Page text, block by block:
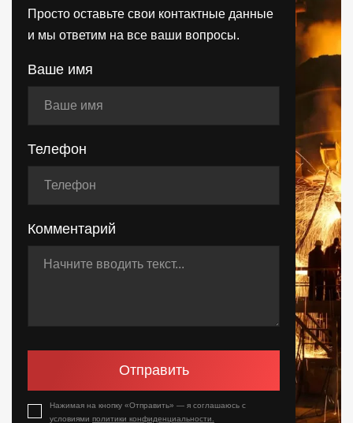
Просто оставьте свои контактные данные
и мы ответим на все ваши вопросы.
Ваше имя
Телефон
Комментарий
Отправить
Нажимая на кнопку «Отправить» — я соглашаюсь с
условиями политики конфиденциальности.